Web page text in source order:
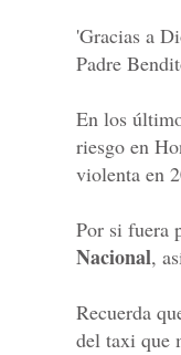
'Gracias a
Padre
En los
riesgo en
violenta en
Por si fuera
Nacional,
Recuerda
del taxi que